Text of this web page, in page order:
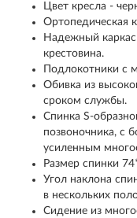
Цвет кресла -
Ортопедическая
Надежный каркас
крестовина.
Подлокотники с
Обивка из
сроком службы.
Спинка S-
позвоночника, с
усиленным
Размер спинки
Угол наклона
в нескольких
Сидение из